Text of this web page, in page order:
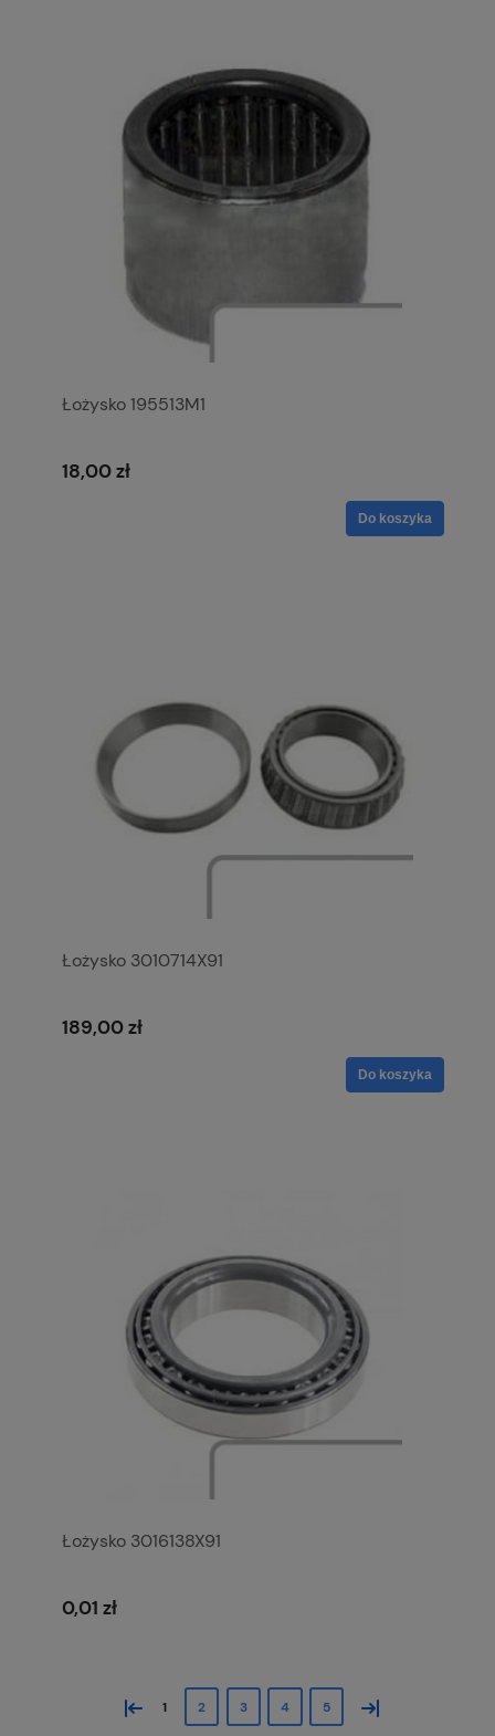
Łożysko 195513M1
18,00 zł
Do koszyka
Łożysko 3010714X91
189,00 zł
Do koszyka
Łożysko 3016138X91
0,01 zł
« 1 2 3 4 5 »